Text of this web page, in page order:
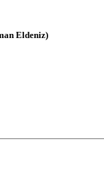
Eldeniz)